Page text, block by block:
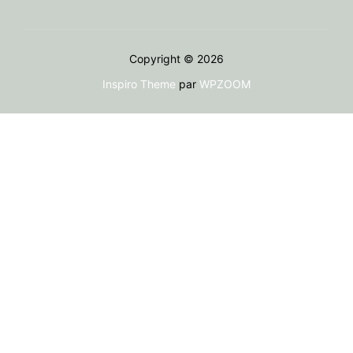
Copyright © 2026
Inspiro Theme par WPZOOM